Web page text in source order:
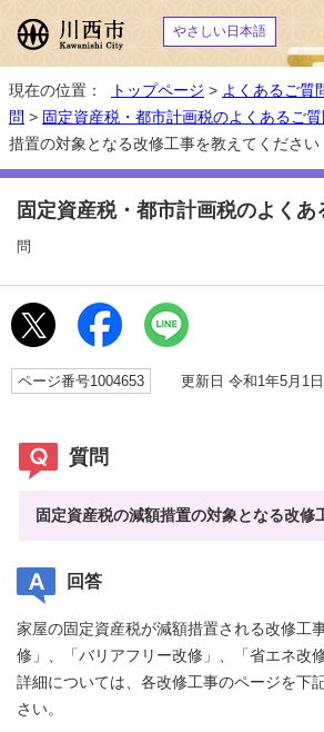
やさしい日本語
現在の位置： トップページ > よくあるご質
問 > 固定資産税・都市計画税のよくあるご質
措置の対象となる改修工事を教えてください
固定資産税・都市計画税のよくあ
問
ページ番号1004653 更新日 令和1年5月1日
質問
固定資産税の減額措置の対象となる改修
回答
家屋の固定資産税が減額措置される改修工
修」、「バリアフリー改修」、「省エネ改
詳細については、各改修工事のページを下
さい。